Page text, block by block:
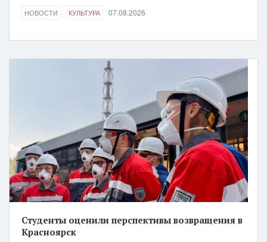
НОВОСТИ КУЛЬТУРА 07.08.2026
Студенты оценили перспективы возвращения в
Красноярск